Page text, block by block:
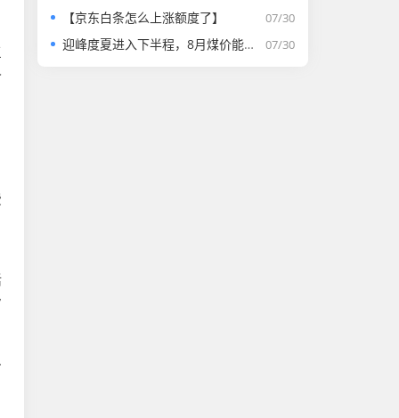
07/30
【京东白条怎么上涨额度了】
07/30
迎峰度夏进入下半程，8月煤价能否走强？